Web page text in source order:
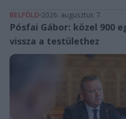
BELFÖLD 2026. augusztus 7.
Pósfai Gábor: közel 900
vissza a testülethez